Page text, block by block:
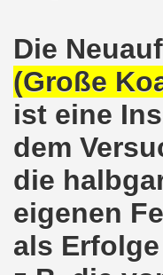
Die
(Große
ist eine
dem
die
eigenen
als
bei Eiseskälte
Montagsdemo-
Bewegung am
Bewegung am
am 10.10.2020
Montagsdemo-